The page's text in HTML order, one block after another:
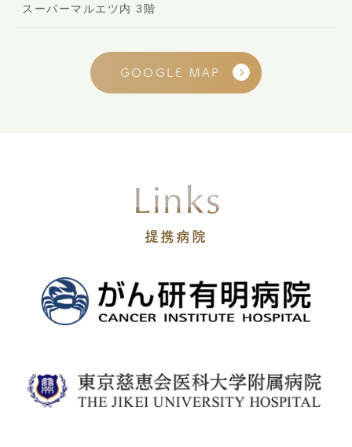
スーパーマルエツ内 3階
GOOGLE MAP
Links
提携病院